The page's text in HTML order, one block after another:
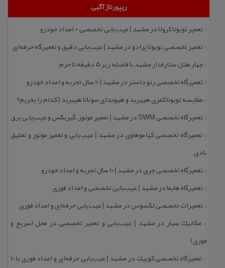
ریپورتاژ آگهی
:: تعمیر تویوتا كرولا در مشهد | عیب‌یابی تخصصی + امداد خودرو
:: تعمیر تخصصی تویوتا پرادو در مشهد | عیب‌یابی دقیق و تعمیرگاه حرفه‌ای
::چهار هتل‌ ستاره‌دار مشهد با فاصله زیر 5 دقیقه تا حرم
:: تعمیرگاه تخصصی رنو داستر در مشهد | ۱۰ سال تجربه و امداد خودرو
:: مقایسه تویوتا كمری هیبرید و هیوندای سوناتا هیبرید | كدام را بخریم؟
:: تعمیرگاه تخصصی SWM در مشهد | تعمیر موتور، گیربكس و عیب‌یابی برق
:: تعمیرگاه تخصصی كیا موهاوی در مشهد | عیب‌یابی و تعمیر موتور و تعلیق
بادی
:: تعمیرگاه تخصصی چری در مشهد | ۱۰ سال تجربه و امداد خودرو
:: تعمیرگاه هایما در مشهد | عیب‌یابی تخصصی و امداد فوری
:: تعمیرات تخصصی لكسوس در مشهد | عیب‌یابی حرفه‌ای و امداد فوری
:: مكانیك سیار در مشهد | عیب‌یابی و تعمیر تخصصی در محل (سریع و
فوری)
::
تعمیرگاه تخصصی كوییك در مشهد | عیب‌یابی حرفه‌ای و امداد فوری با ۱۰